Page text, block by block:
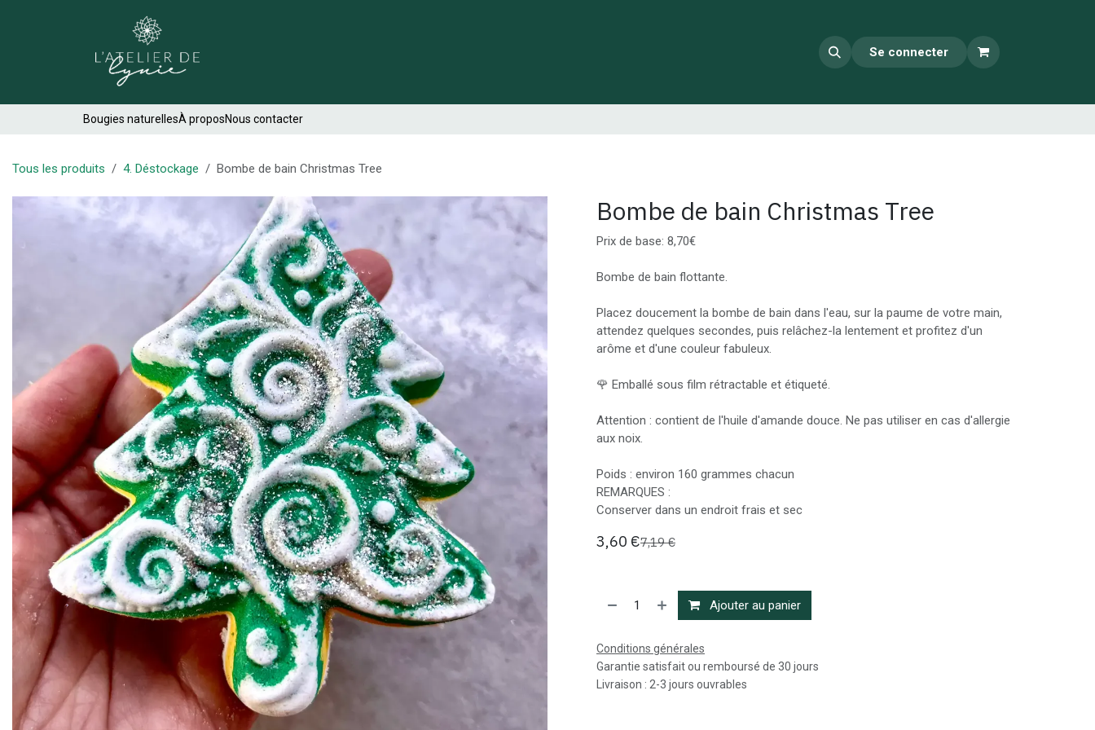
Se connecter
Bougies naturellesÀ proposNous contacter
Tous les produits 4. Déstockage Bombe de bain Christmas Tree
Bombe de bain Christmas Tree
Prix de base: 8,70€
Bombe de bain flottante.
Placez doucement la bombe de bain dans l'eau, sur la paume de votre main,
attendez quelques secondes, puis relâchez-la lentement et profitez d'un
arôme et d'une couleur fabuleux.
🌹 Emballé sous film rétractable et étiqueté.
Attention : contient de l'huile d'amande douce. Ne pas utiliser en cas d'allergie
aux noix.
Poids : environ 160 grammes chacun
REMARQUES :
Conserver dans un endroit frais et sec
3,60 €7,19€
Ajouter au panier
Conditions générales
Garantie satisfait ou remboursé de 30 jours
Livraison : 2-3 jours ouvrables